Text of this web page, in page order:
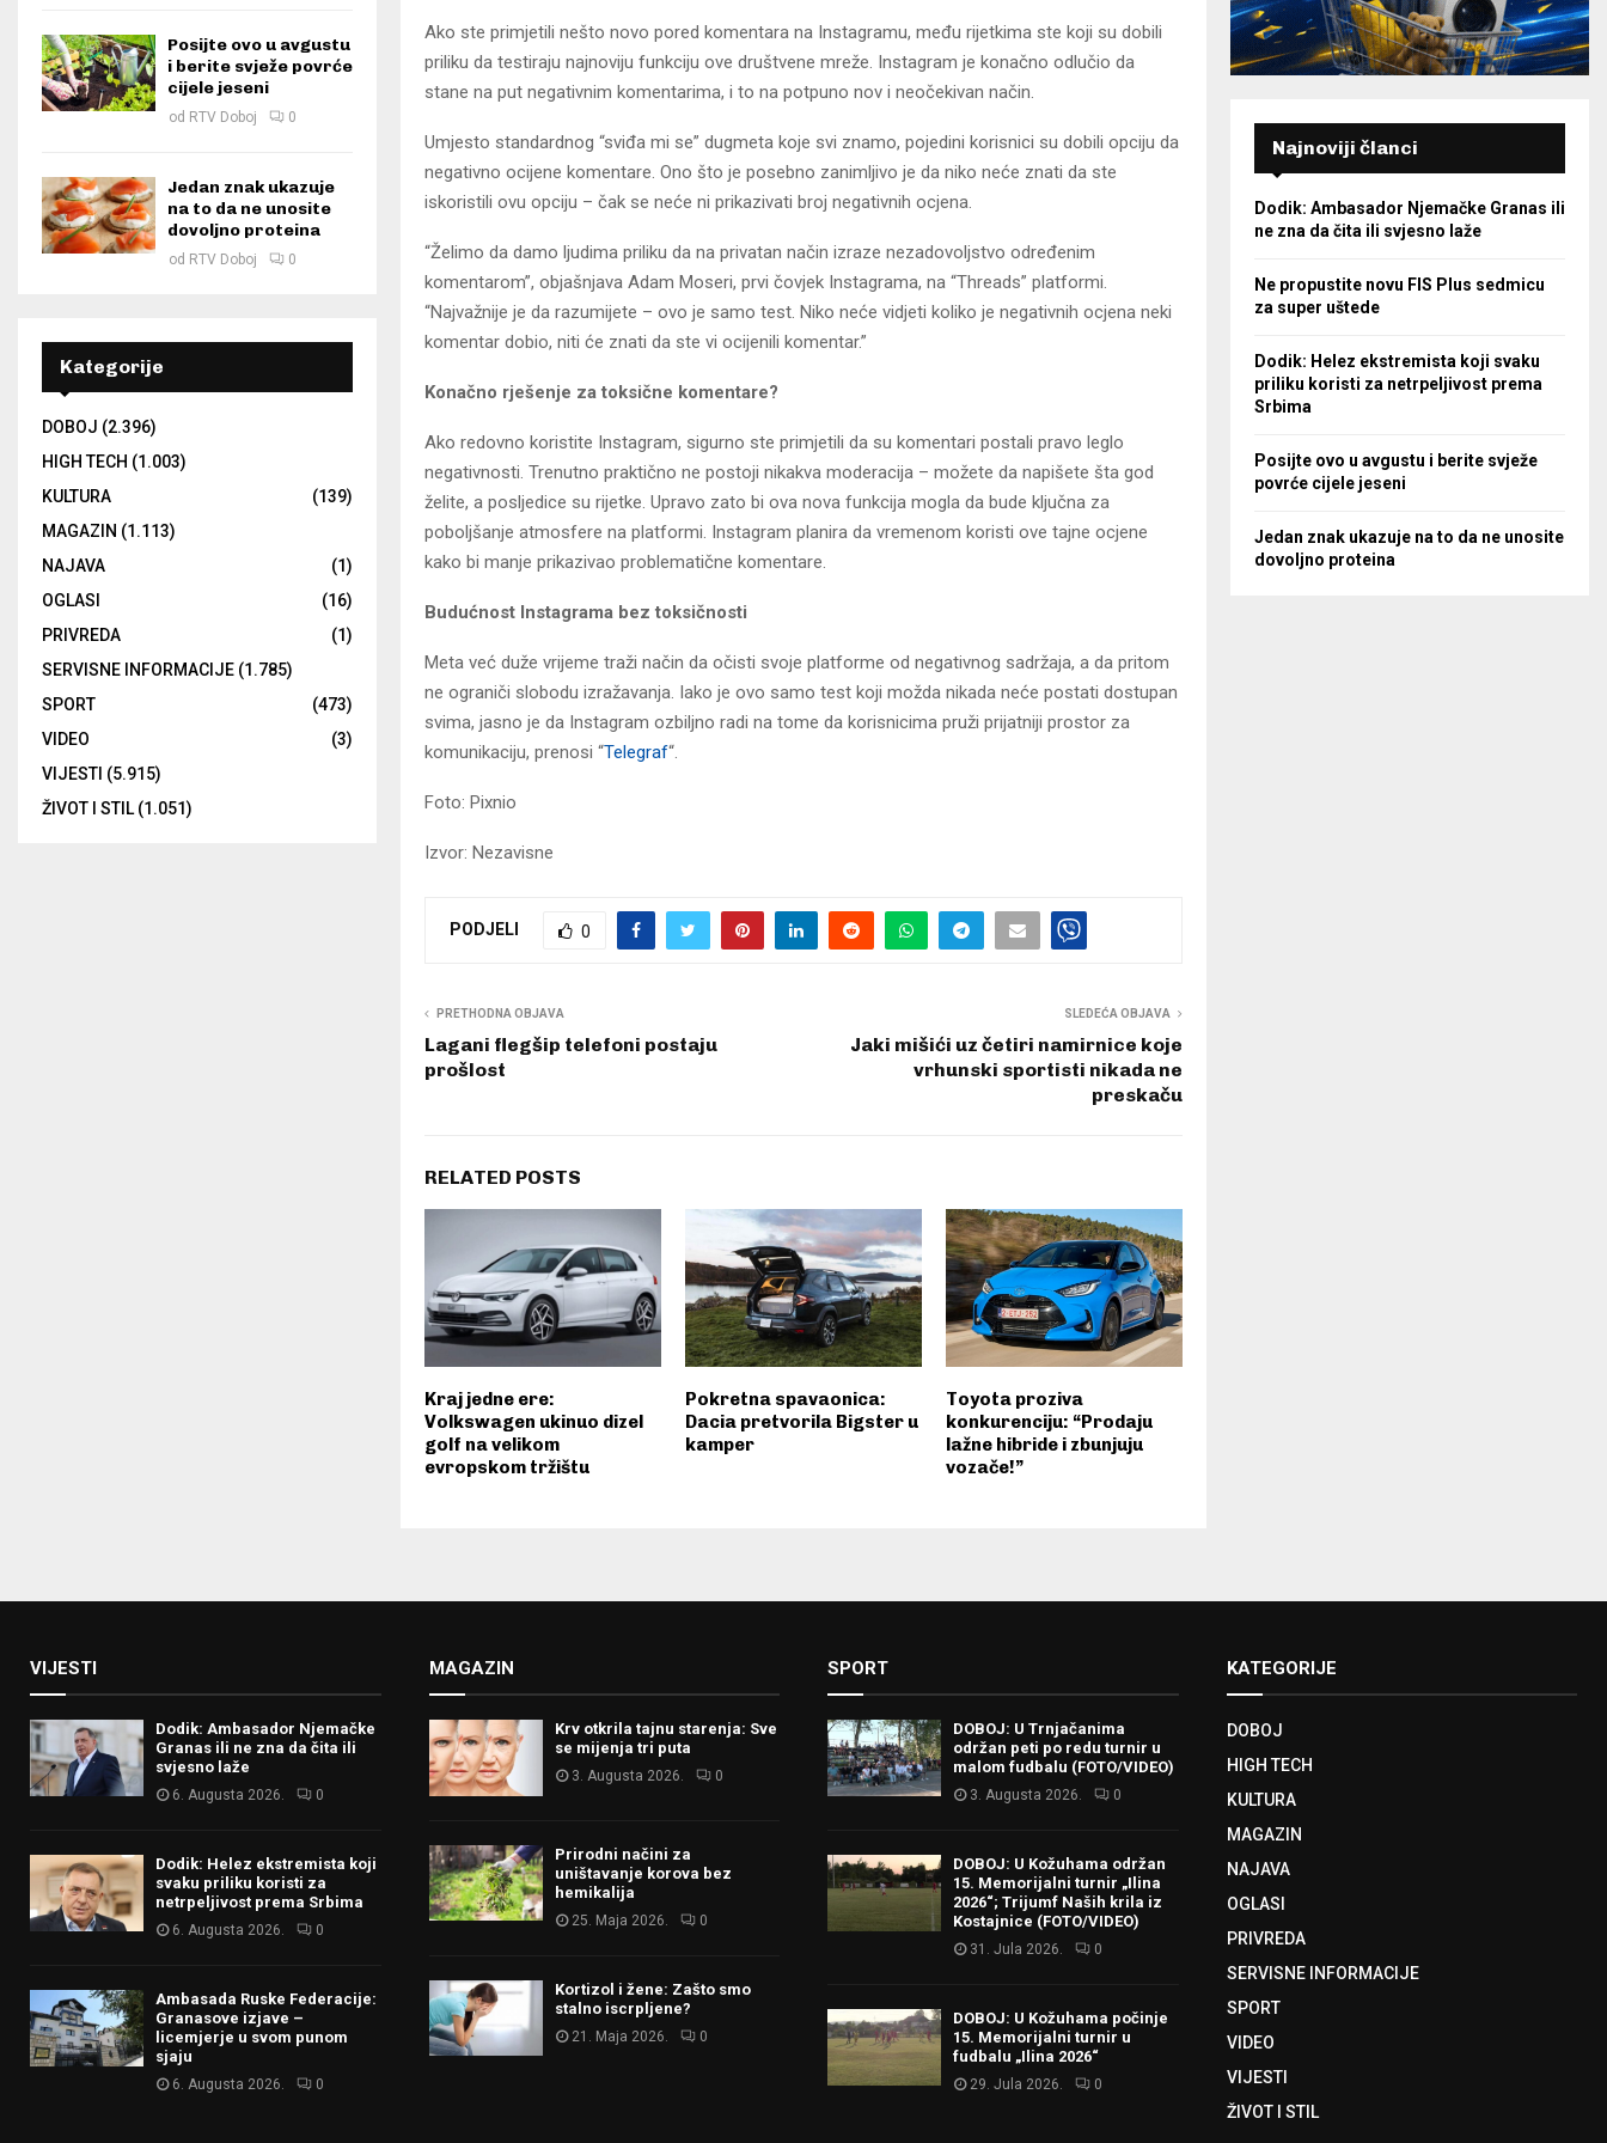
Ako ste primjetili nešto novo pored komentara na Instagramu, među rijetkima ste koji su dobili
priliku da testiraju najnoviju funkciju ove društvene mreže. Instagram je konačno odlučio da
stane na put negativnim komentarima, i to na potpuno nov i neočekivan način.
Umjesto standardnog “sviđa mi se” dugmeta koje svi znamo, pojedini korisnici su dobili opciju da
negativno ocijene komentare. Ono što je posebno zanimljivo je da niko neće znati da ste
iskoristili ovu opciju – čak se neće ni prikazivati broj negativnih ocjena.
“Želimo da damo ljudima priliku da na privatan način izraze nezadovoljstvo određenim
komentarom”, objašnjava Adam Moseri, prvi čovjek Instagrama, na “Threads” platformi.
“Najvažnije je da razumijete – ovo je samo test. Niko neće vidjeti koliko je negativnih ocjena neki
komentar dobio, niti će znati da ste vi ocijenili komentar.”
Konačno rješenje za toksične komentare?
Ako redovno koristite Instagram, sigurno ste primjetili da su komentari postali pravo leglo
negativnosti. Trenutno praktično ne postoji nikakva moderacija – možete da napišete šta god
želite, a posljedice su rijetke. Upravo zato bi ova nova funkcija mogla da bude ključna za
poboljšanje atmosfere na platformi. Instagram planira da vremenom koristi ove tajne ocjene
kako bi manje prikazivao problematične komentare.
Budućnost Instagrama bez toksičnosti
Meta već duže vrijeme traži način da očisti svoje platforme od negativnog sadržaja, a da pritom
ne ograniči slobodu izražavanja. Iako je ovo samo test koji možda nikada neće postati dostupan
svima, jasno je da Instagram ozbiljno radi na tome da korisnicima pruži prijatniji prostor za
komunikaciju, prenosi “Telegraf“.
Foto: Pixnio
Izvor: Nezavisne
PODJELI 0
PRETHODNA OBJAVA
Lagani flegšip telefoni postaju
prošlost
SLEDEĆA OBJAVA
Jaki mišići uz četiri namirnice koje
vrhunski sportisti nikada ne
preskaču
RELATED POSTS
Kraj jedne ere:
Volkswagen ukinuo dizel
golf na velikom
evropskom tržištu
Pokretna spavaonica:
Dacia pretvorila Bigster u
kamper
Toyota proziva
konkurenciju: “Prodaju
lažne hibride i zbunjuju
vozače!”
Posijte ovo u avgustu
i berite svježe povrće
cijele jeseni
od RTV Doboj 0
Jedan znak ukazuje
na to da ne unosite
dovoljno proteina
od RTV Doboj 0
Kategorije
DOBOJ (2.396)
HIGH TECH (1.003)
KULTURA
(139)
MAGAZIN (1.113)
NAJAVA
(1)
OGLASI
(16)
PRIVREDA
(1)
SERVISNE INFORMACIJE (1.785)
SPORT
(473)
VIDEO
(3)
VIJESTI (5.915)
ŽIVOT I STIL(1.051)
Najnoviji članci
Dodik: Ambasador Njemačke Granas ili
ne zna da čita ili svjesno laže
Ne propustite novu FIS Plus sedmicu
za super uštede
Dodik: Helez ekstremista koji svaku
priliku koristi za netrpeljivost prema
Srbima
Posijte ovo u avgustu i berite svježe
povrće cijele jeseni
Jedan znak ukazuje na to da ne unosite
dovoljno proteina
VIJESTI
Dodik: Ambasador Njemačke
Granas ili ne zna da čita ili
svjesno laže
6. Augusta 2026. 0
Dodik: Helez ekstremista koji
svaku priliku koristi za
netrpeljivost prema Srbima
6. Augusta 2026. 0
Ambasada Ruske Federacije:
Granasove izjave –
licemjerje u svom punom
sjaju
6. Augusta 2026. 0
MAGAZIN
Krv otkrila tajnu starenja: Sve
se mijenja tri puta
3. Augusta 2026. 0
Prirodni načini za
uništavanje korova bez
hemikalija
25. Maja 2026. 0
Kortizol i žene: Zašto smo
stalno iscrpljene?
21. Maja 2026. 0
SPORT
DOBOJ: U Trnjačanima
održan peti po redu turnir u
malom fudbalu (FOTO/VIDEO)
3. Augusta 2026. 0
DOBOJ: U Kožuhama održan
15. Memorijalni turnir „Ilina
2026“; Trijumf Naših krila iz
Kostajnice (FOTO/VIDEO)
31. Jula 2026. 0
DOBOJ: U Kožuhama počinje
15. Memorijalni turnir u
fudbalu „Ilina 2026“
29. Jula 2026. 0
KATEGORIJE
DOBOJ
HIGH TECH
KULTURA
MAGAZIN
NAJAVA
OGLASI
PRIVREDA
SERVISNE INFORMACIJE
SPORT
VIDEO
VIJESTI
ŽIVOT I STIL